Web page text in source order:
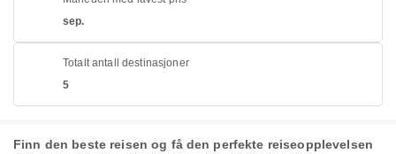
sep.
Totalt antall destinasjoner
5
Finn den beste reisen og få den perfekte reiseopplevelsen